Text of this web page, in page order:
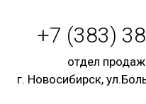
+7 (383)
г. Новосибирск,
отдел